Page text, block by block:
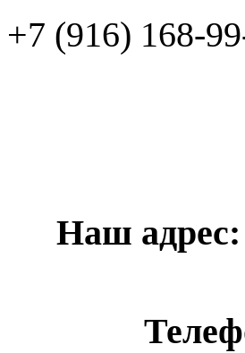
+7 (916) 168-
Наш адрес: